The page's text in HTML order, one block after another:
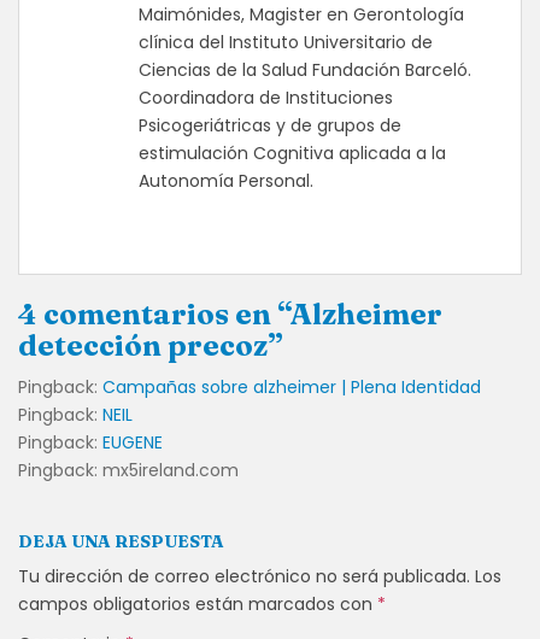
Maimónides, Magister en Gerontología
clínica del Instituto Universitario de
Ciencias de la Salud Fundación Barceló.
Coordinadora de Instituciones
Psicogeriátricas y de grupos de
estimulación Cognitiva aplicada a la
Autonomía Personal.
4 comentarios en “Alzheimer
detección precoz”
Pingback: Campañas sobre alzheimer | Plena Identidad
Pingback: NEIL
Pingback: EUGENE
Pingback: mx5ireland.com
DEJA UNA RESPUESTA
Tu dirección de correo electrónico no será publicada. Los
campos obligatorios están marcados con *